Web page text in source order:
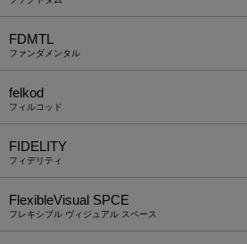
FDMTL
ファンダメンタル
felkod
フィルコッド
FIDELITY
フィデリティ
FlexibleVisual SPCE
フレキシブル ヴィジュアル スペース